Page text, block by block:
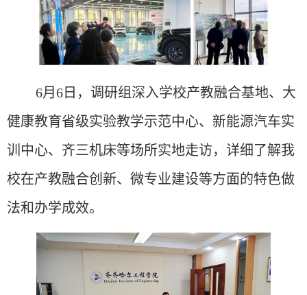
6月6日，调研组深入学校产教融合基地、大
健康教育省级实验教学示范中心、新能源汽车实
训中心、齐三机床等场所实地走访，详细了解我
校在产教融合创新、微专业建设等方面的特色做
法和办学成效。